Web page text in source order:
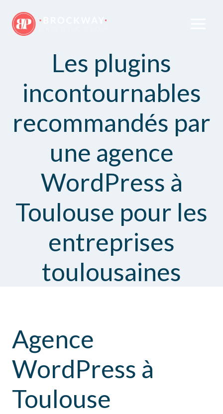
Les plugins
incontournables
recommandés par
une agence
WordPress à
Toulouse pour les
entreprises
toulousaines
Agence
WordPress à
Toulouse